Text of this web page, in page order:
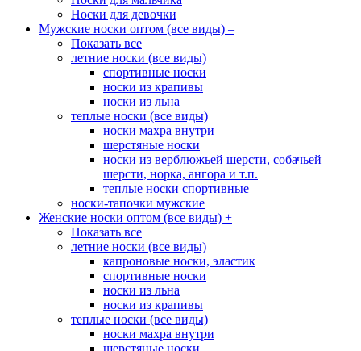
Носки для девочки
Мужские носки оптом (все виды) –
Показать все
летние носки (все виды)
спортивные носки
носки из крапивы
носки из льна
теплые носки (все виды)
носки махра внутри
шерстяные носки
носки из верблюжьей шерсти, собачьей
шерсти, норка, ангора и т.п.
теплые носки спортивные
носки-тапочки мужские
Женские носки оптом (все виды) +
Показать все
летние носки (все виды)
капроновые носки, эластик
спортивные носки
носки из льна
носки из крапивы
теплые носки (все виды)
носки махра внутри
шерстяные носки